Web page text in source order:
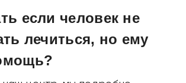
если человек не
лечиться, но ему